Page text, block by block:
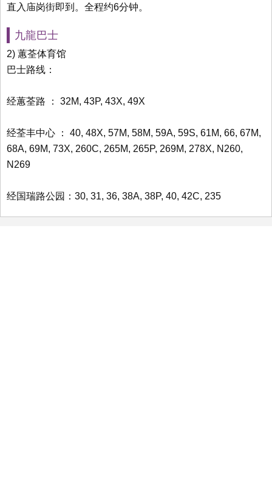
直入庙岗街即到。全程约6分钟。
九龍巴士
2) 蕙荃体育馆
巴士路线：
经蕙荃路 ： 32M, 43P, 43X, 49X
经荃丰中心 ： 40, 48X, 57M, 58M, 59A, 59S, 61M, 66, 67M,
68A, 69M, 73X, 260C, 265M, 265P, 269M, 278X, N260,
N269
经国瑞路公园：30, 31, 36, 38A, 38P, 40, 42C, 235